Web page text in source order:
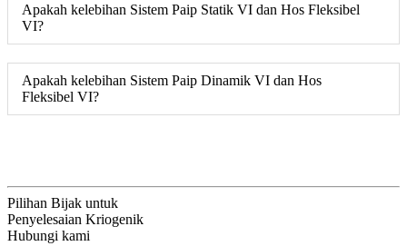
Apakah kelebihan Sistem Paip Statik VI dan Hos Fleksibel
VI?
Apakah kelebihan Sistem Paip Dinamik VI dan Hos
Fleksibel VI?
Pilihan Bijak untuk
Penyelesaian Kriogenik
Hubungi kami